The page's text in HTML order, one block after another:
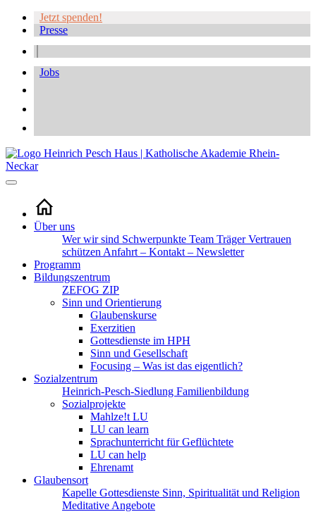
Jetzt spenden!
Presse
Jobs
Über uns
Wer wir sind Schwerpunkte Team TrägerVertrauen
schützen Anfahrt – Kontakt – Newsletter
Programm
Bildungszentrum
ZEFOG ZIP
Sinn und Orientierung
Glaubenskurse
Exerzitien
Gottesdienste im HPH
Sinn und Gesellschaft
Focusing – Was ist das eigentlich?
Sozialzentrum
Heinrich-Pesch-Siedlung Familienbildung
Sozialprojekte
Mahlze!t LU
LU can learn
Sprachunterricht für Geflüchtete
LU can help
Ehrenamt
Glaubensort
Kapelle Gottesdienste Sinn, Spiritualität und Religion
Meditative Angebote